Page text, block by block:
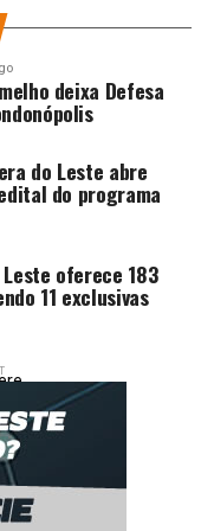
e Várzea Grande
da CGJ-
MT
SEGURO
deixa Defesa
do Leste abre
do programa
oferece 183
11 exclusivas